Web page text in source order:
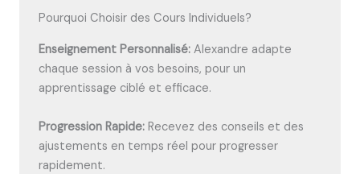
Pourquoi Choisir des Cours Individuels?
Enseignement Personnalisé: Alexandre adapte
chaque session à vos besoins, pour un
apprentissage ciblé et efficace.
Progression Rapide: Recevez des conseils et des
ajustements en temps réel pour progresser
rapidement.